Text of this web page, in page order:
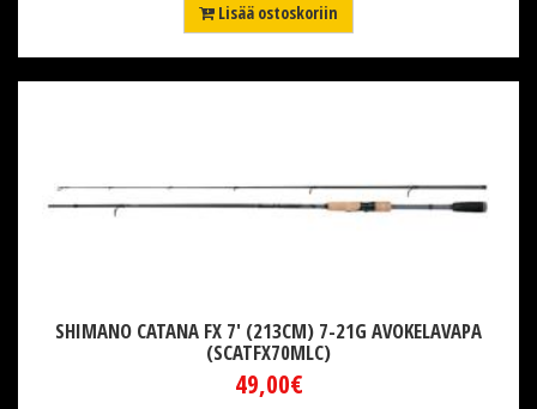
Lisää ostoskoriin
SHIMANO CATANA FX 7' (213CM) 7-21G AVOKELAVAPA
(SCATFX70MLC)
49,00€